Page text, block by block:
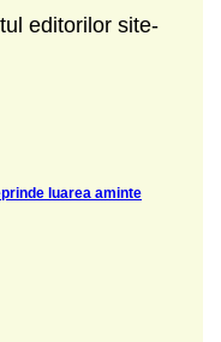
editorilor site-
luarea aminte